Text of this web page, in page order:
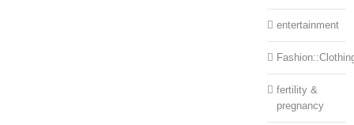
entertainment
fertility &
pregnancy